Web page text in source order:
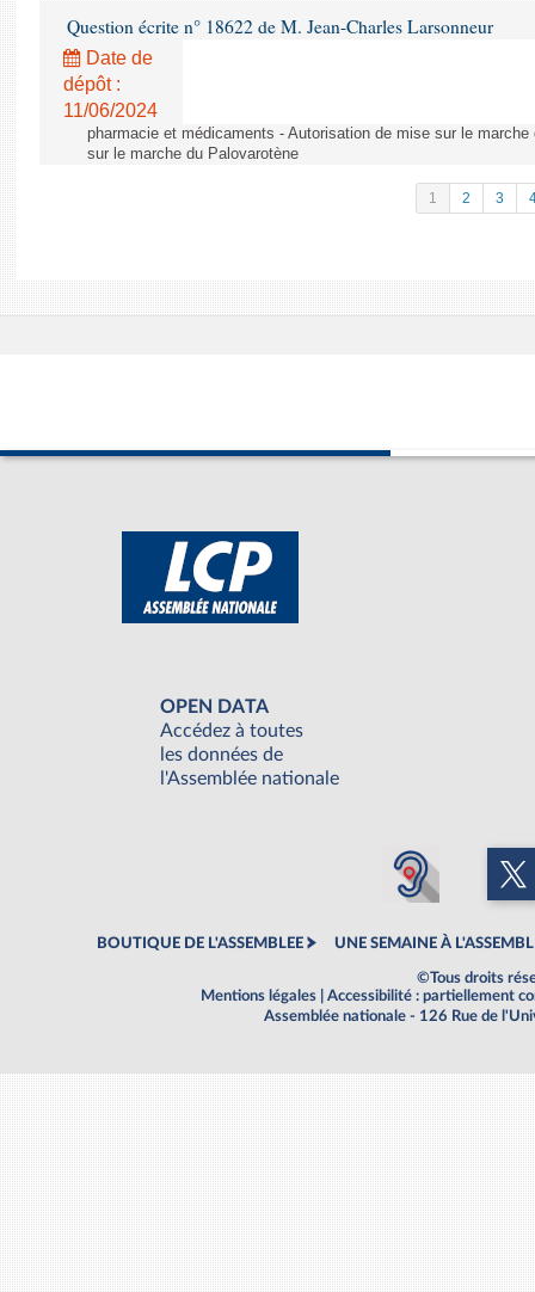
Question écrite n° 18622 de M. Jean-Charles Larsonneur
Date de
dépôt :
11/06/2024
pharmacie et médicaments - Autorisation de mise sur le
sur le marche du Palovarotène
1 2 3
OPEN DATA
Accédez à toutes
les données de
l'Assemblée nationale
BOUTIQUE DE L'ASSEMBLEE UNE SEMAINE À
©Tous droits
Mentions légales
Accessibilité : partiellement
Assemblée nationale - 126 Rue de